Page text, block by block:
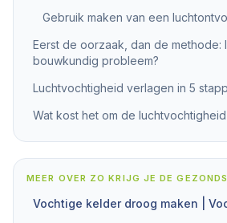
Gebruik maken van een
Eerst de oorzaak, dan de
bouwkundig probleem?
Luchtvochtigheid verlagen in 5
Wat kost het om de
MEER OVER ZO KRIJG JE DE